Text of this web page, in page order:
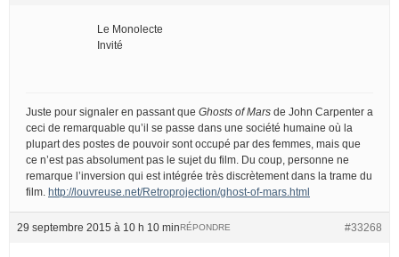
Le Monolecte
Invité
Juste pour signaler en passant que Ghosts of Mars de John Carpenter a
ceci de remarquable qu’il se passe dans une société humaine où la
plupart des postes de pouvoir sont occupé par des femmes, mais que
ce n’est pas absolument pas le sujet du film. Du coup, personne ne
remarque l’inversion qui est intégrée très discrètement dans la trame du
film. http://louvreuse.net/Retroprojection/ghost-of-mars.html
29 septembre 2015 à 10 h 10 min #33268
RÉPONDRE